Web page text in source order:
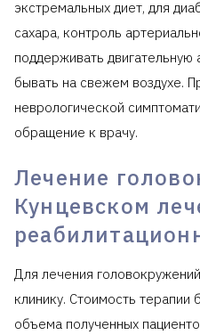
экстремальных диет, для
сахара, контроль
поддерживать двигательную
бывать на свежем воздухе.
неврологической
обращение к врачу.
Лечение
Кунцевском
Для лечения
клинику. Стоимость терапии
объема полученных